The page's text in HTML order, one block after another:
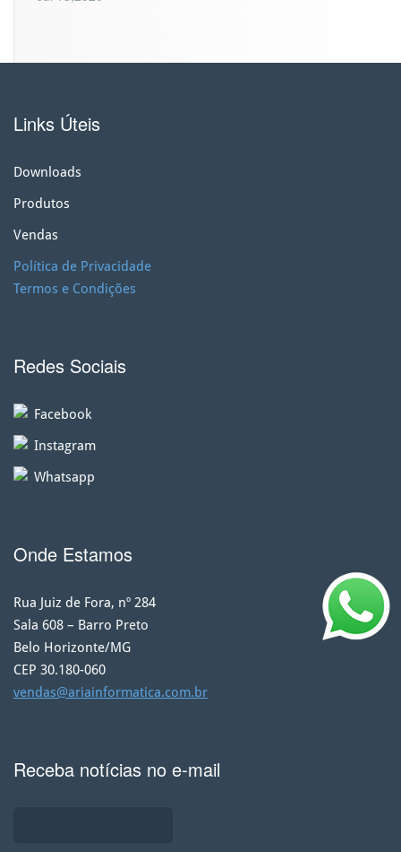
Links Úteis
Downloads
Produtos
Vendas
Política de Privacidade
Termos e Condições
Redes Sociais
Facebook
Instagram
Whatsapp
Onde Estamos
Rua Juiz de Fora, nº 284
Sala 608 – Barro Preto
Belo Horizonte/MG
CEP 30.180-060
vendas@ariainformatica.com.br
Receba notícias no e-mail